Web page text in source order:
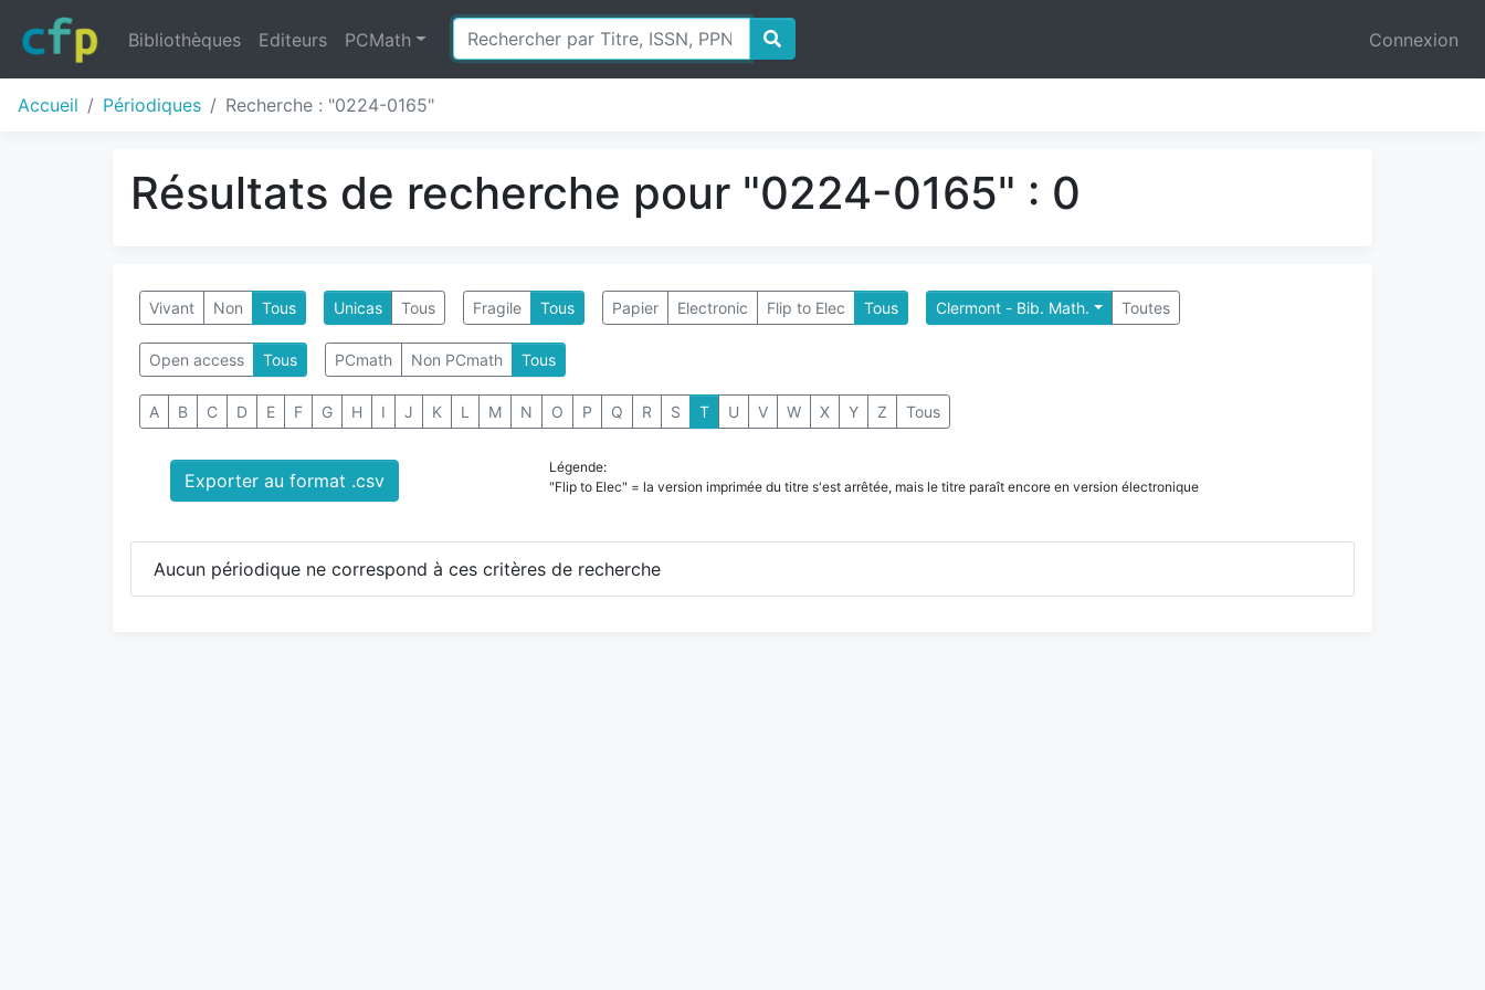
Bibliothèques Editeurs PCMath Connexion
Accueil Périodiques Recherche : "0224-0165"
Résultats de recherche pour "0224-0165" : 0
Vivant Non Tous Unicas Tous Fragile Tous Papier Electronic Flip to Elec Tous Clermont - Bib. Math. Toutes
Open access Tous PCmath Non PCmath Tous
A B C D E F G H I J K L M N O P Q R S T U V W X Y Z Tous
Exporter au format .csv
Légende:
"Flip to Elec" = la version imprimée du titre s'est arrêtée, mais le titre paraît encore en version électronique
Aucun périodique ne correspond à ces critères de recherche